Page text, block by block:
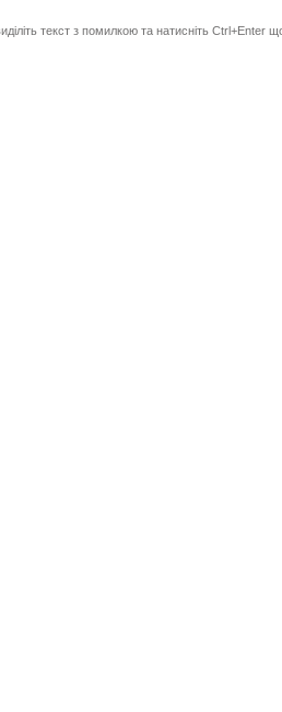
текст з помилкою та натисніть Ctrl+Enter